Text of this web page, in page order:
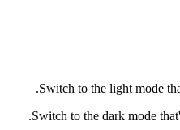
Switch to the light mode
Switch to the dark mode